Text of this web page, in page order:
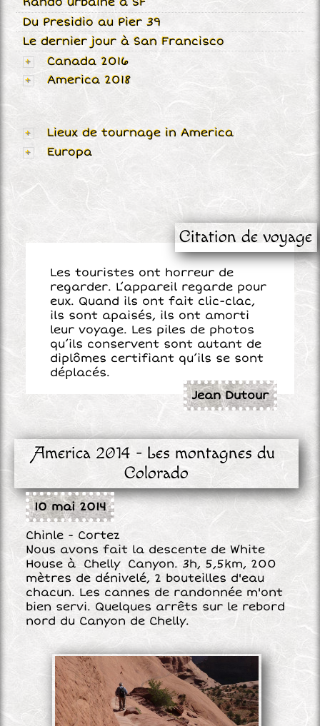
Du Presidio au Pier 39
Le dernier jour à San Francisco
Canada 2016
America 2018
Lieux de tournage in America
Europa
Citation de voyage
Les touristes ont horreur de
regarder. L’appareil regarde pour
eux. Quand ils ont fait clic-clac,
ils sont apaisés, ils ont amorti
leur voyage. Les piles de photos
qu’ils conservent sont autant de
diplômes certifiant qu’ils se sont
déplacés.
Jean Dutour
America 2014 - Les montagnes du
Colorado
10 mai 2014
Chinle - Cortez
Nous avons fait la descente de White
House à Chelly Canyon. 3h, 5,5km, 200
mètres de dénivelé, 2 bouteilles d'eau
chacun. Les cannes de randonnée m'ont
bien servi. Quelques arrêts sur le rebord
nord du Canyon de Chelly.